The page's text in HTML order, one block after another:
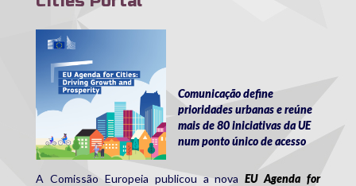
euagendaforcities.jpg
Comunicação define
prioridades urbanas e reúne
mais de 80 iniciativas da UE
num ponto único de acesso
A Comissão Europeia publicou a novaEU Agenda for